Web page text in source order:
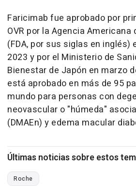
Faricimab fue aprobado por
OVR por la Agencia
(FDA, por sus siglas en inglés)
2023 y por el Ministerio de
Bienestar de Japón en marzo
está aprobado en más de 95
mundo para personas con
neovascular o "húmeda"
(DMAEn) y edema macular
Últimas noticias sobre estos
Roche